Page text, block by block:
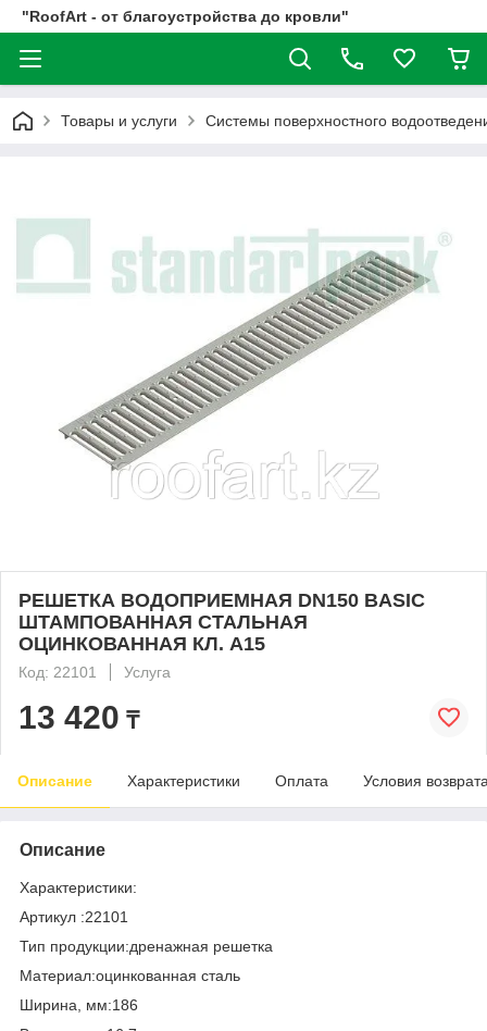
"RoofArt - от благоустройства до кровли"
Товары и услуги Системы поверхностного
РЕШЕТКА ВОДОПРИЕМНАЯ DN150 BASIC
ШТАМПОВАННАЯ СТАЛЬНАЯ
ОЦИНКОВАННАЯ КЛ. А15
Код: 22101 Услуга
13 420 ₸
Описание Характеристики Оплата Условия
Описание
Характеристики:
Артикул :22101
Тип продукции:дренажная решетка
Материал:оцинкованная сталь
Ширина, мм:186